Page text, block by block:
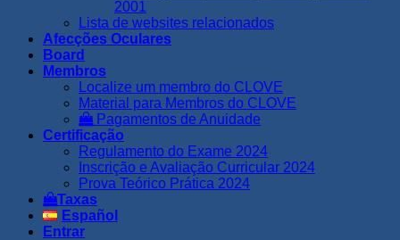
2001
Lista de websites relacionados
Afecções Oculares
Board
Membros
Localize um membro do CLOVE
Material para Membros do CLOVE
Pagamentos de Anuidade
Certificação
Regulamento do Exame 2024
Inscrição e Avaliação Curricular 2024
Prova Teórico Prática 2024
Taxas
Español
Entrar